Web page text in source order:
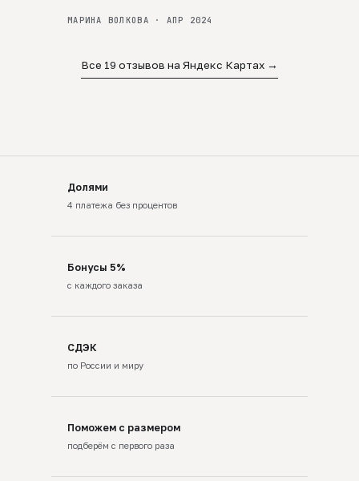
МАРИНА ВОЛКОВА · АПР 2024
Все 19 отзывов на Яндекс Картах →
Долями
4 платежа без процентов
Бонусы 5%
с каждого заказа
СДЭК
по России и миру
Поможем с размером
подберём с первого раза